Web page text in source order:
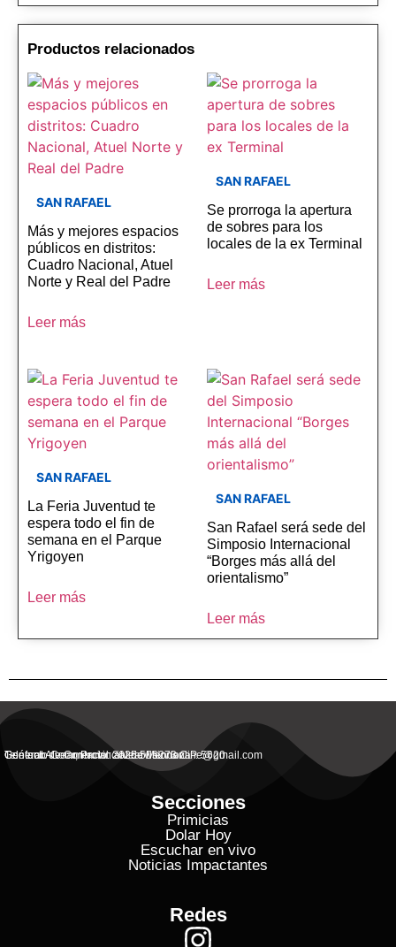
Productos relacionados
SAN RAFAEL
Más y mejores espacios
públicos en distritos:
Cuadro Nacional, Atuel
Norte y Real del Padre
Leer más
SAN RAFAEL
Se prorroga la apertura
de sobres para los
locales de la ex Terminal
Leer más
SAN RAFAEL
La Feria Juventud te
espera todo el fin de
semana en el Parque
Yrigoyen
Leer más
SAN RAFAEL
San Rafael será sede del
Simposio Internacional
“Borges más allá del
orientalismo”
Leer más
General Alvear, Provincial de Mendoza
Contacto Commercial: alvearvisionanline@gmail.com
Teléfono de Contacto: 2625 506273 C.P. 5620
Secciones
Primicias
Dolar Hoy
Escuchar en vivo
Noticias Impactantes
Redes